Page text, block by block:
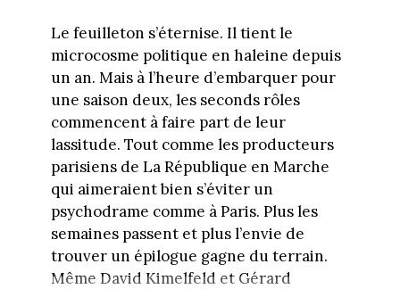
Le feuilleton s’éternise. Il tient le
microcosme politique en haleine depuis
un an. Mais à l’heure d’embarquer pour
une saison deux, les seconds rôles
commencent à faire part de leur
lassitude. Tout comme les producteurs
parisiens de La République en Marche
qui aimeraient bien s’éviter un
psychodrame comme à Paris. Plus les
semaines passent et plus l’envie de
trouver un épilogue gagne du terrain.
Même David Kimelfeld et Gérard